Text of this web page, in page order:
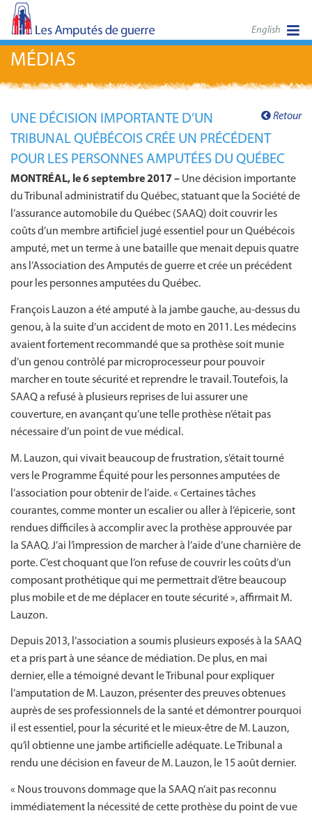
English
MÉDIAS
Retour
UNE DÉCISION IMPORTANTE D’UN
TRIBUNAL QUÉBÉCOIS CRÉE UN PRÉCÉDENT
POUR LES PERSONNES AMPUTÉES DU QUÉBEC
MONTRÉAL, le 6 septembre 2017 – Une décision importante
du Tribunal administratif du Québec, statuant que la Société de
l’assurance automobile du Québec (SAAQ) doit couvrir les
coûts d’un membre artificiel jugé essentiel pour un Québécois
amputé, met un terme à une bataille que menait depuis quatre
ans l’Association des Amputés de guerre et crée un précédent
pour les personnes amputées du Québec.
François Lauzon a été amputé à la jambe gauche, au-dessus du
genou, à la suite d’un accident de moto en 2011. Les médecins
avaient fortement recommandé que sa prothèse soit munie
d’un genou contrôlé par microprocesseur pour pouvoir
marcher en toute sécurité et reprendre le travail. Toutefois, la
SAAQ a refusé à plusieurs reprises de lui assurer une
couverture, en avançant qu’une telle prothèse n’était pas
nécessaire d’un point de vue médical.
M. Lauzon, qui vivait beaucoup de frustration, s’était tourné
vers le Programme Équité pour les personnes amputées de
l’association pour obtenir de l’aide. « Certaines tâches
courantes, comme monter un escalier ou aller à l’épicerie, sont
rendues difficiles à accomplir avec la prothèse approuvée par
la SAAQ. J’ai l’impression de marcher à l’aide d’une charnière de
porte. C’est choquant que l’on refuse de couvrir les coûts d’un
composant prothétique qui me permettrait d’être beaucoup
plus mobile et de me déplacer en toute sécurité », affirmait M.
Lauzon.
Depuis 2013, l’association a soumis plusieurs exposés à la SAAQ
et a pris part à une séance de médiation. De plus, en mai
dernier, elle a témoigné devant le Tribunal pour expliquer
l’amputation de M. Lauzon, présenter des preuves obtenues
auprès de ses professionnels de la santé et démontrer pourquoi
il est essentiel, pour la sécurité et le mieux-être de M. Lauzon,
qu’il obtienne une jambe artificielle adéquate. Le Tribunal a
rendu une décision en faveur de M. Lauzon, le 15 août dernier.
« Nous trouvons dommage que la SAAQ n’ait pas reconnu
immédiatement la nécessité de cette prothèse du point de vue